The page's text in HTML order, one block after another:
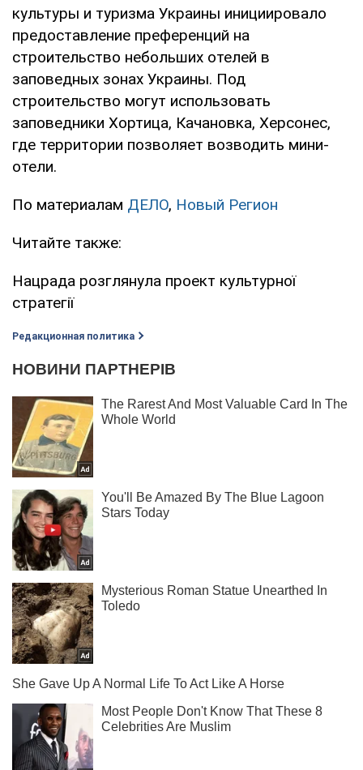
культуры и туризма Украины инициировало
предоставление преференций на
строительство небольших отелей в
заповедных зонах Украины. Под
строительство могут использовать
заповедники Хортица, Качановка, Херсонес,
где территории позволяет возводить мини-
отели.
По материалам ДЕЛО, Новый Регион
Читайте также:
Нацрада розглянула проект культурної
стратегії
Редакционная политика